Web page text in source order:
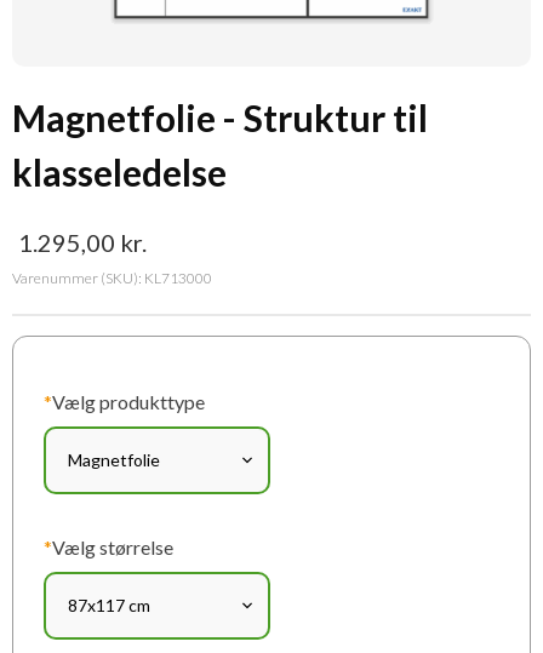
Magnetfolie - Struktur til
klasseledelse
1.295,00 kr.
Varenummer (SKU): KL713000
*Vælg produkttype
*Vælg størrelse